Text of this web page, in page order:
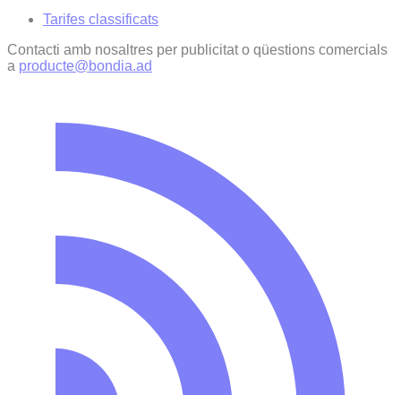
Tarifes classificats
Contacti amb nosaltres per publicitat o qüestions comercials
a producte@bondia.ad